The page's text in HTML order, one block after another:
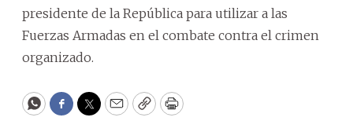
presidente de la República para utilizar a las
Fuerzas Armadas en el combate contra el crimen
organizado.
WhatsApp
Facebook
Twitter
EmailCopyPrint